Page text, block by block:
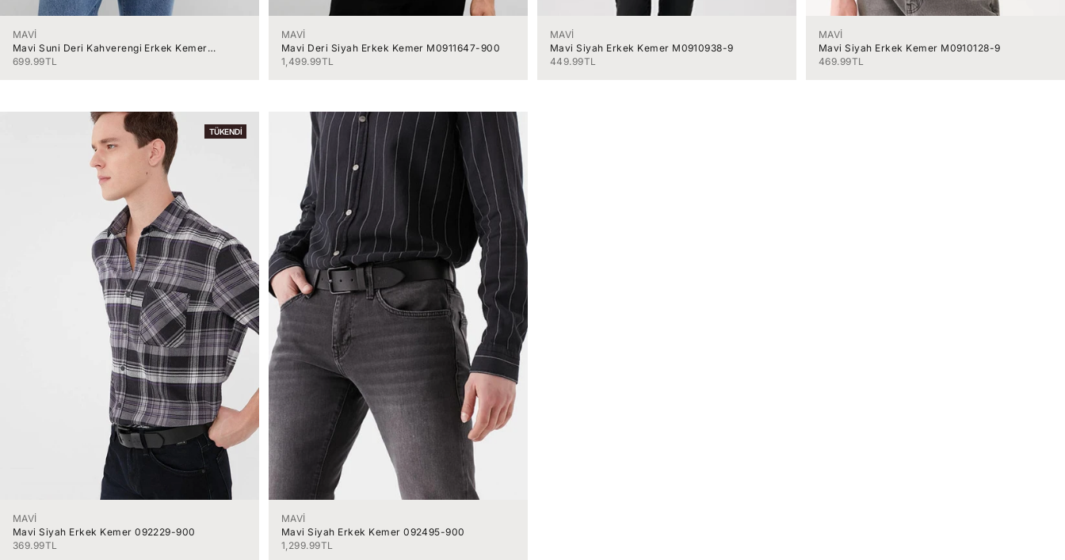
MAVİ
Mavi Suni Deri Kahverengi Erkek Kemer
M0911874-85397
İndirimli fiyat
699.99TL
MAVİ
Mavi Deri Siyah Erkek Kemer M0911647-900
İndirimli fiyat
1,499.99TL
MAVİ
Mavi Siyah Erkek Kemer M0910938-9
İndirimli fiyat
449.99TL
MAVİ
Mavi Siyah Erkek Kemer M0910128-9
İndirimli fiyat
469.99TL
TÜKENDI
MAVİ
Mavi Siyah Erkek Kemer 092229-900
İndirimli fiyat
369.99TL
MAVİ
Mavi Siyah Erkek Kemer 092495-900
İndirimli fiyat
1,299.99TL